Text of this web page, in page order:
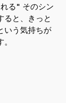
る" そのシン
ると、きっと
いう気持ちが